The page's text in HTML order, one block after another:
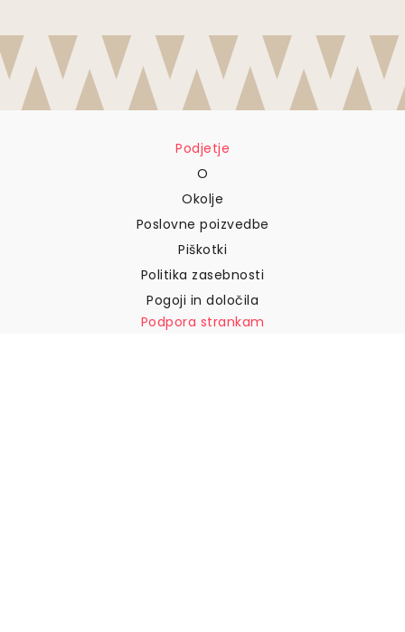
Podjetje
O
Okolje
Poslovne poizvedbe
Piškotki
Politika zasebnosti
Pogoji in določila
Podpora strankam